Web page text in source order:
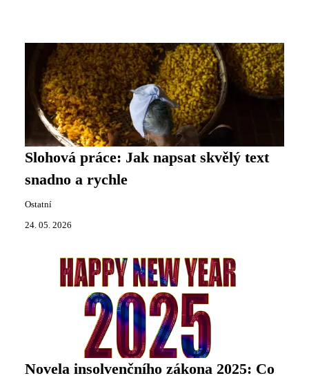
Slohová práce: Jak napsat skvělý text
snadno a rychle
Ostatní
24. 05. 2026
Novela insolvenčního zákona 2025: Co